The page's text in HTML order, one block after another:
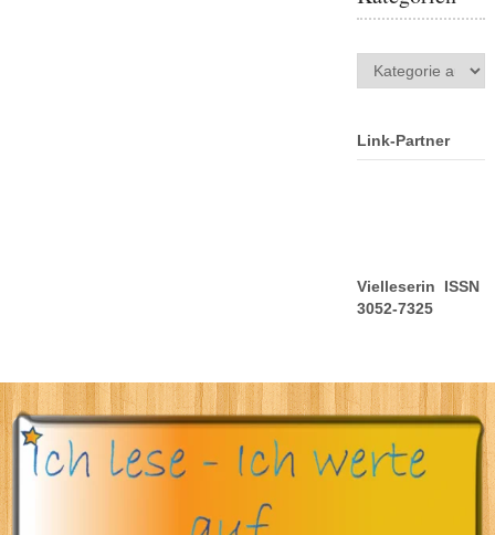
Kategorien
Link-Partner
Vielleserin ISSN
3052-7325